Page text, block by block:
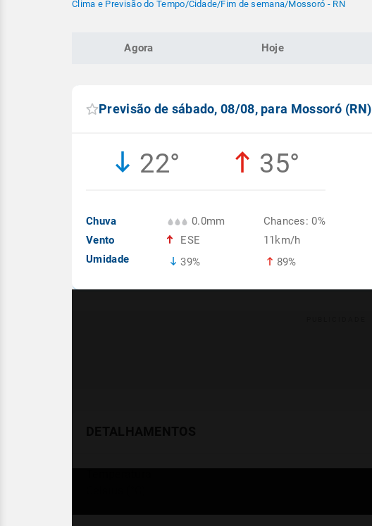
Clima e Previsão do Tempo/Cidade/Fim de semana/Mossoró - RN
Agora Hoje
Previsão de sábado, 08/08, para Mossoró (RN)
22° 35°
Chuva
Vento
Umidade
0.0mm
ESE
39%
Chances: 0%
11km/h
89%